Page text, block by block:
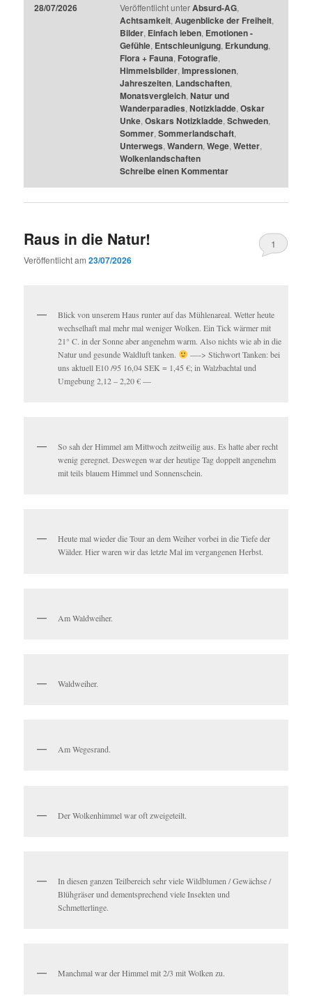
28/07/2026 Veröffentlicht unter Absurd-AG,
Achtsamkeit, Augenblicke der Freiheit,
Bilder, Einfach leben, Emotionen -
Gefühle, Entschleunigung, Erkundung,
Flora + Fauna, Fotografie,
Himmelsbilder, Impressionen,
Jahreszeiten, Landschaften,
Monatsvergleich, Natur und
Wanderparadies, Notizkladde, Oskar
Unke, Oskars Notizkladde, Schweden,
Sommer, Sommerlandschaft,
Unterwegs, Wandern, Wege, Wetter,
Wolkenlandschaften
Schreibe einen Kommentar
Raus in die Natur!
Veröffentlicht am23/07/2026
1
Blick von unserem Haus runter auf das Mühlenareal. Wetter heute
wechselhaft mal mehr mal weniger Wolken. Ein Tick wärmer mit
21° C. in der Sonne aber angenehm warm. Also nichts wie ab in die
Natur und gesunde Waldluft tanken.
—-> Stichwort Tanken: bei
uns aktuell E10 /95 16,04 SEK = 1,45 €; in Walzbachtal und
Umgebung 2,12 – 2,20 € —
So sah der Himmel am Mittwoch zeitweilig aus. Es hatte aber recht
wenig geregnet. Deswegen war der heutige Tag doppelt angenehm
mit teils blauem Himmel und Sonnenschein.
Heute mal wieder die Tour an dem Weiher vorbei in die Tiefe der
Wälder. Hier waren wir das letzte Mal im vergangenen Herbst.
Am Waldweiher.
Waldweiher.
Am Wegesrand.
Der Wolkenhimmel war oft zweigeteilt.
In diesen ganzen Teilbereich sehr viele Wildblumen / Gewächse /
Blühgräser und dementsprechend viele Insekten und
Schmetterlinge.
Manchmal war der Himmel mit 2/3 mit Wolken zu.